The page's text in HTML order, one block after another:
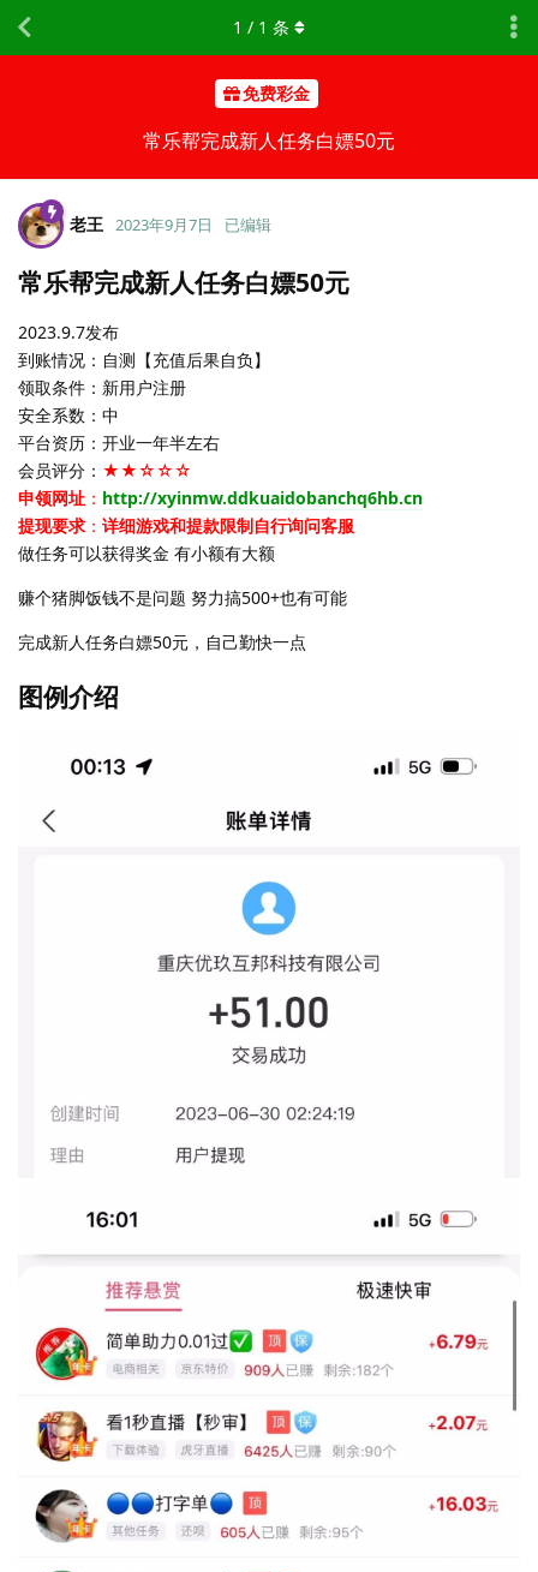
免费彩金
常乐帮完成新人任务白嫖50元
1 / 1 条
老王 2023年9月7日 已编辑
常乐帮完成新人任务白嫖50元
2023.9.7发布
到账情况：自测【充值后果自负】
领取条件：新用户注册
安全系数：中
平台资历：开业一年半左右
会员评分： ★★☆☆☆
申领网址 ： http://xyinmw.ddkuaidobanchq6hb.cn
提现要求 ： 详细游戏和提款限制自行询问客服
做任务可以获得奖金 有小额有大额
赚个猪脚饭钱不是问题 努力搞500+也有可能
完成新人任务白嫖50元，自己勤快一点
图例介绍